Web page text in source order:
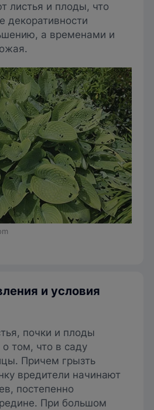
листья и плоды, что
декоративности
а временами и
и условия
почки и плоды
том, что в саду
Причем грызть
вредители начинают
постепенно
При большом